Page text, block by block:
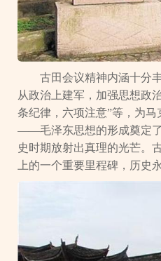
古田会议精神内涵十分
从政治上建军，加强思想政
条纪律，六项注意”等，为
——毛泽东思想的形成奠定
史时期放射出真理的光芒。
上的一个重要里程碑，历史